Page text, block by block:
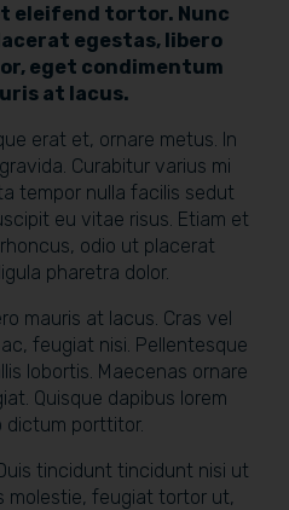
eleifend tortor. Nunc
egestas, libero
eget condimentum
at lacus.
erat et, ornare metus. In
Curabitur varius mi
tempor nulla facilis sedut
eu vitae risus. Etiam et
odio ut placerat
pharetra dolor.
mauris at lacus. Cras vel
feugiat nisi. Pellentesque
lobortis. Maecenas ornare
Quisque dapibus lorem
dictum porttitor.
tincidunt tincidunt nisi ut
molestie, feugiat tortor ut,